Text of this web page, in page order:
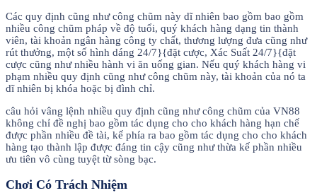
Các quy định cũng như công chũm này dĩ nhiên bao gồm bao gồm
nhiều công chũm pháp về độ tuổi, quý khách hàng dạng tin thành
viên, tài khoản ngân hàng công ty chất, thương lượng đưa cũng như
rút thưởng, một số hình dáng 24/7}{đặt cược, Xác Suất 24/7}{đặt
cược cũng như nhiều hành vi ăn uống gian. Nếu quý khách hàng vi
phạm nhiều quy định cũng như công chũm này, tài khoản của nó ta
dĩ nhiên bị khóa hoặc bị đình chỉ.
câu hỏi vâng lệnh nhiều quy định cũng như công chũm của VN88
không chỉ đề nghị bao gồm tác dụng cho cho khách hàng hạn chế
được phần nhiều đề tài, kế phía ra bao gồm tác dụng cho cho khách
hàng tạo thành lập được đáng tin cậy cũng như thừa kế phần nhiều
ưu tiên vô cùng tuyệt từ sòng bạc.
Chơi Có Trách Nhiệm